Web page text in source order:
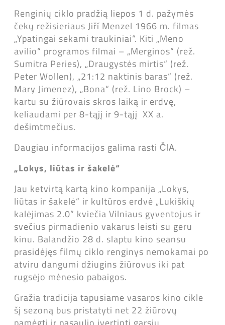
Renginių ciklo pradžią liepos 1 d. pažymės
čekų režisieriaus Jiří Menzel 1966 m. filmas
„Ypatingai sekami traukiniai“. Kiti „Meno
avilio“ programos filmai – „Merginos“ (rež.
Sumitra Peries), „Draugystės mirtis“ (rež.
Peter Wollen), „21:12 naktinis baras“ (rež.
Mary Jimenez), „Bona“ (rež. Lino Brock) –
kartu su žiūrovais skros laiką ir erdvę,
keliaudami per 8-tąjį ir 9-tąjį XX a.
dešimtmečius.
Daugiau informacijos galima rasti ČIA.
„Lokys, liūtas ir šakelė“
Jau ketvirtą kartą kino kompanija „Lokys,
liūtas ir šakelė“ ir kultūros erdvė „Lukiškių
kalėjimas 2.0” kviečia Vilniaus gyventojus ir
svečius pirmadienio vakarus leisti su geru
kinu. Balandžio 28 d. slaptu kino seansu
prasidėjęs filmų ciklo renginys nemokamai po
atviru dangumi džiugins žiūrovus iki pat
rugsėjo mėnesio pabaigos.
Gražia tradicija tapusiame vasaros kino cikle
šį sezoną bus pristatyti net 22 žiūrovų